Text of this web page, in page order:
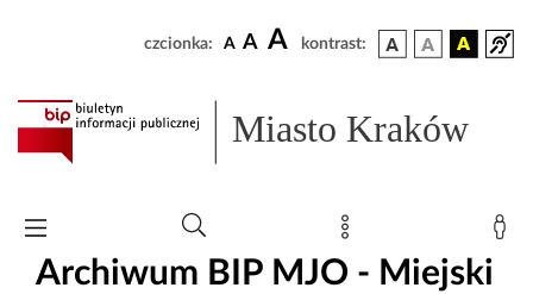
czcionka: A A A kontrast:
Miasto Kraków
Archiwum BIP MJO - Miejski